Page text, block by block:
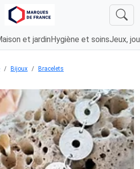
et jardin Hygiène et soinsJeux,
Bijoux Bracelets